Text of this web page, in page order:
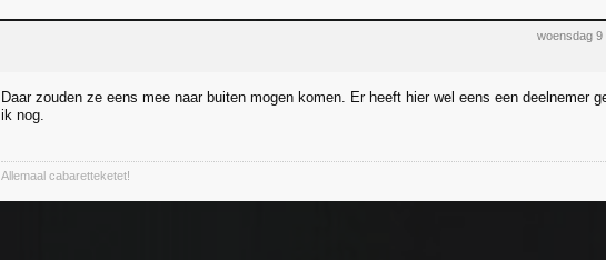
woensdag 9
Daar zouden ze eens mee naar buiten mogen komen. Er heeft hier wel eens een deelnemer
ik nog.
Allemaal cabaretteketet!